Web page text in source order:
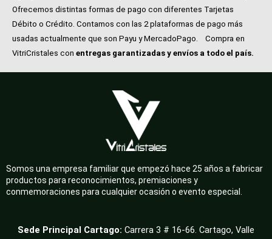
Ofrecemos distintas formas de pago con diferentes Tarjetas
Débito o Crédito. Contamos con las 2 plataformas de pago más
usadas actualmente que son Payu y MercadoPago.
Compra en
VitriCristales con entregas garantizadas y envíos a todo el país.
Somos una empresa familiar que empezó hace 25 años a fabricar
productos para reconocimientos, premiaciones y
conmemoraciones para cualquier ocasión o evento especial.
Sede Principal Cartago: Carrera 3 # 16-66. Cartago, Valle